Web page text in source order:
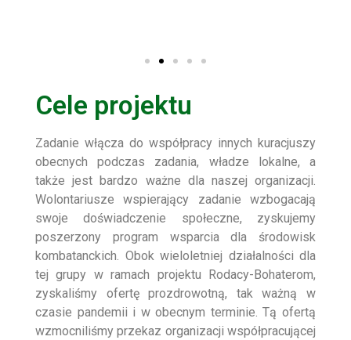
Cele projektu
Zadanie włącza do współpracy innych kuracjuszy
obecnych podczas zadania, władze lokalne, a
także jest bardzo ważne dla naszej organizacji.
Wolontariusze wspierający zadanie wzbogacają
swoje doświadczenie społeczne, zyskujemy
poszerzony program wsparcia dla środowisk
kombatanckich. Obok wieloletniej działalności dla
tej grupy w ramach projektu Rodacy-Bohaterom,
zyskaliśmy ofertę prozdrowotną, tak ważną w
czasie pandemii i w obecnym terminie. Tą ofertą
wzmocniliśmy przekaz organizacji współpracującej